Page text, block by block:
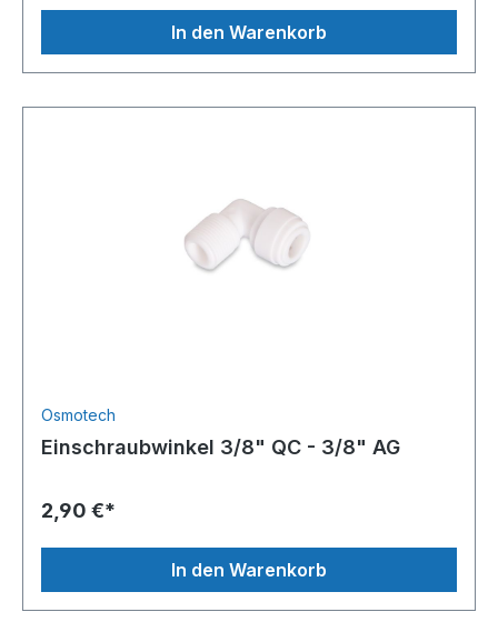
In den Warenkorb
Osmotech
Einschraubwinkel 3/8" QC - 3/8" AG
2,90 €*
In den Warenkorb